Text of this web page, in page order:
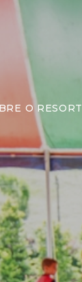
O RESORT